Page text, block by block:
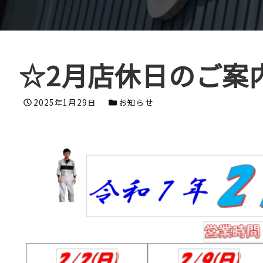
☆2月店休日のご
投稿日
2025年1月29日 カテゴリー
お知らせ